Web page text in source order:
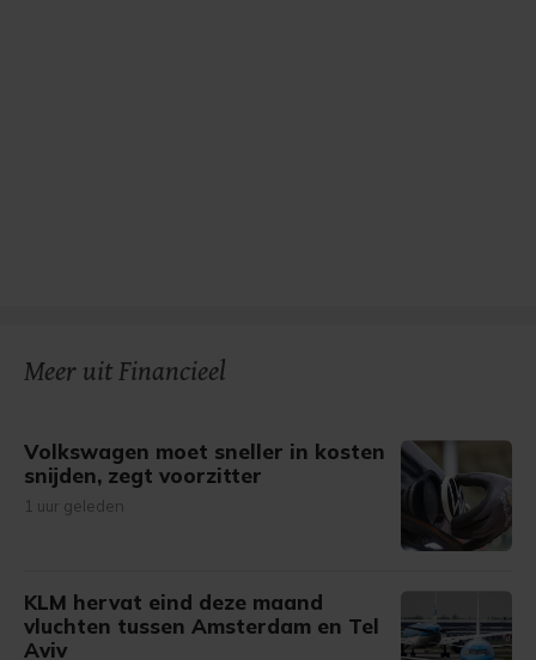
Meer uit Financieel
Volkswagen moet sneller in kosten
snijden, zegt voorzitter
1 uur geleden
KLM hervat eind deze maand
vluchten tussen Amsterdam en Tel
Aviv